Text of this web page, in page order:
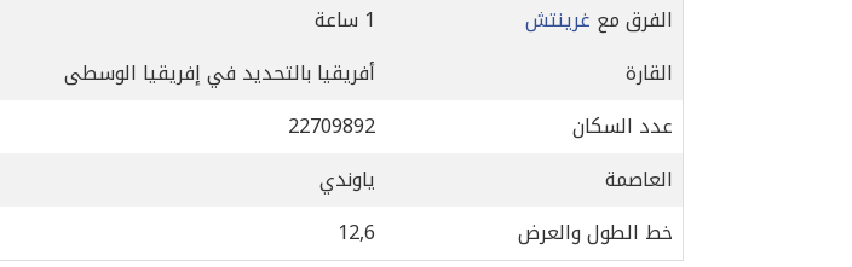
الفرق مع غرينتش 1 ساعة
القارة
أفريقيا بالتحديد في إفريقيا الوسطى
عدد السكان
22709892
العاصمة
ياوندي
خط الطول والعرض
12,6